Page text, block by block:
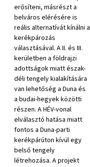
erősíteni, másrészt a
belváros elérésére is
reális alternatívát kínálni a
kerékpározás
választásával. A II. és III.
kerületben a földrajzi
adottságok miatt észak-
déli tengely kialakítására
van lehetőség a Duna és
a budai-hegyek közötti
részen. A HÉV-vonal
elválasztó hatása miatt
fontos a Duna-parti
kerékpárúton kívül egy
belső tengely
létrehozása. A projekt